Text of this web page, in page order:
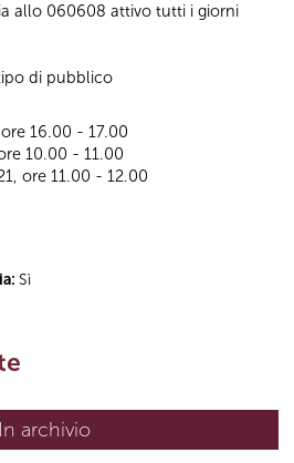
allo 060608 attivo tutti i giorni
di pubblico
16.00 - 17.00
10.00 - 11.00
ore 11.00 - 12.00
Sì
In archivio